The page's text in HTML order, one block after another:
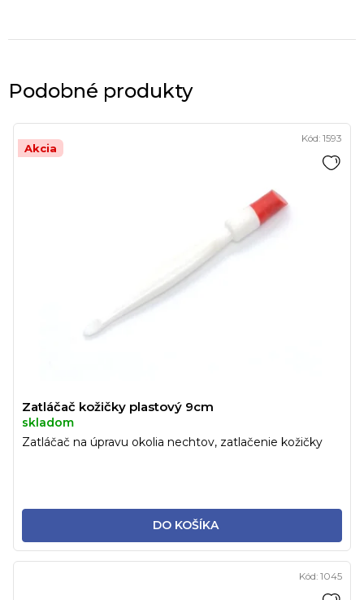
Podobné produkty
Akcia
Zatláčač kožičky plastový 9cm
skladom
DO KOŠÍKA
Zatláčač na úpravu okolia nechtov, zatlačenie kožičky
Kód: 1593
Kód: 1045